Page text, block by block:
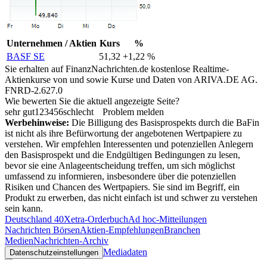
Unternehmen / Aktien Kurs
%
BASF SE
51,32 +1,22 %
Sie erhalten auf FinanzNachrichten.de kostenlose Realtime-
Aktienkurse von und sowie Kurse und Daten von ARIVA.DE AG.
FNRD-2.627.0
Wie bewerten Sie die aktuell angezeigte Seite?
sehr gut1 23456schlecht
Problem melden
Werbehinweise: Die Billigung des Basisprospekts durch die BaFin
ist nicht als ihre Befürwortung der angebotenen Wertpapiere zu
verstehen. Wir empfehlen Interessenten und potenziellen Anlegern
den Basisprospekt und die Endgültigen Bedingungen zu lesen,
bevor sie eine Anlageentscheidung treffen, um sich möglichst
umfassend zu informieren, insbesondere über die potenziellen
Risiken und Chancen des Wertpapiers. Sie sind im Begriff, ein
Produkt zu erwerben, das nicht einfach ist und schwer zu verstehen
sein kann.
Deutschland 40Xetra-OrderbuchAd hoc-Mitteilungen
Nachrichten BörsenAktien-EmpfehlungenBranchen
MedienNachrichten-Archiv
Datenschutzeinstellungen Mediadaten